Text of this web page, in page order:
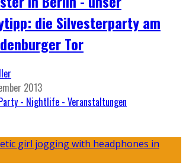
die Silvesterparty am
Tor
2013
- Nightlife - Veranstaltungen